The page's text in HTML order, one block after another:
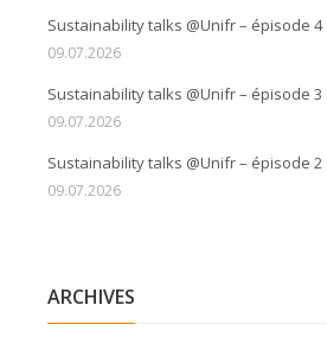
Sustainability talks @Unifr – épisode 4
09.07.2026
Sustainability talks @Unifr – épisode 3
09.07.2026
Sustainability talks @Unifr – épisode 2
09.07.2026
ARCHIVES